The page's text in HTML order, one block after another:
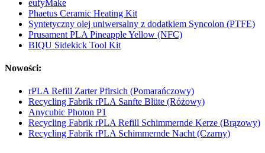
eufyMake
Phaetus Ceramic Heating Kit
Syntetyczny olej uniwersalny z dodatkiem Syncolon (PTFE)
Prusament PLA Pineapple Yellow (NFC)
BIQU Sidekick Tool Kit
Nowości:
rPLA Refill Zarter Pfirsich (Pomarańczowy)
Recycling Fabrik rPLA Sanfte Blüte (Różowy)
Anycubic Photon P1
Recycling Fabrik rPLA Refill Schimmernde Kerze (Brązowy)
Recycling Fabrik rPLA Schimmernde Nacht (Czarny)